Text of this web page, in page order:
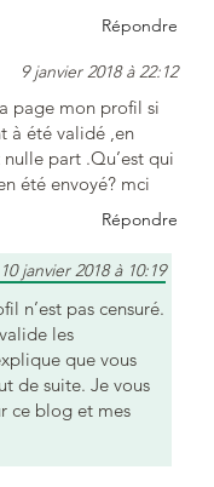
Répondre
9 janvier 2018 à 22:12
page mon profil si
à été validé ,en
part .Qu’est qui
été envoyé? mci
Répondre
10 janvier 2018 à 10:19
n’est pas censuré.
les
que vous
de suite. Je vous
ce blog et mes